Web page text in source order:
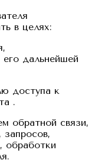
в целях:
его дальнейшей
доступа к
.
обратной связи,
запросов,
обработки